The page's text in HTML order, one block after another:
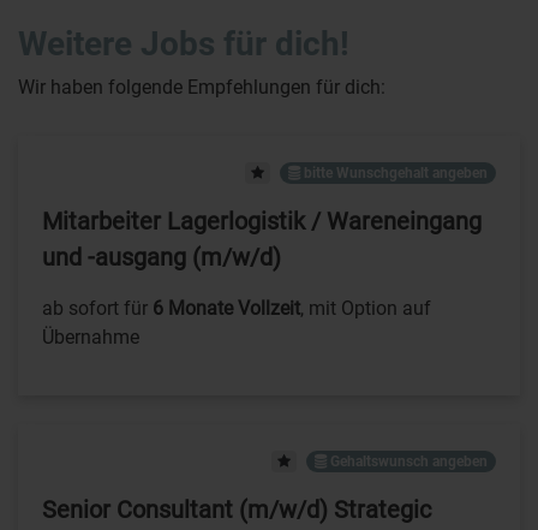
Weitere Jobs für dich!
Wir haben folgende Empfehlungen für dich:
Mitarbeiter Lagerlogistik / Wareneingang
und -ausgang (m/w/d)
ab sofort für 6 Monate Vollzeit, mit Option auf
Übernahme
bitte Wunschgehalt angeben
Senior Consultant (m/w/d) Strategic
Gehaltswunsch angeben